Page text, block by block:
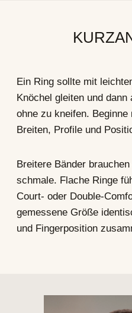
Ein Ring sollte mit
Knöchel gleiten und
ohne zu kneifen. Beginne
Breiten, Profile und
Breitere Bänder
schmale. Flache Ringe
Court- oder Double-
gemessene Größe
und Fingerposition